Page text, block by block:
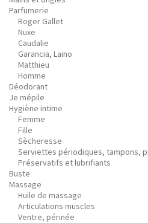
Parfumerie
Roger Gallet
Nuxe
Caudalie
Garancia, Laino
Matthieu
Homme
Déodorant
Je mépile
Hygiène intime
Femme
Fille
Sècheresse
Serviettes périodiques, tampons,
Préservatifs et lubrifiants
Buste
Massage
Huile de massage
Articulations muscles
Ventre, périnée